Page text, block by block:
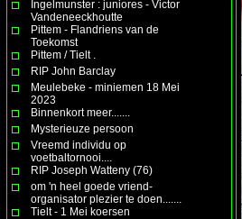
Ingelmunster : juniores - Victor
Vandeneeckhoutte
Pittem - Flandriens van de
Toekomst
Pittem / Tielt .
RIP John Barclay
Meulebeke - miniemen 18 Mei
2023
Binnenkort meer.......
Mysterieuze persoon
Vreemd individu op
voetbaltornooi....
RIP Joseph Watteny (76)
om 'n heel goede vriend-
organisator plezier te doen.......
Tielt - 1 Mei koersen